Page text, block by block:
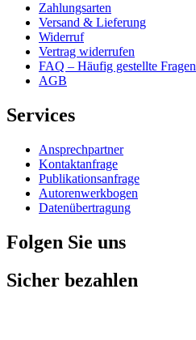
Zahlungsarten
Versand & Lieferung
Widerruf
Vertrag widerrufen
FAQ – Häufig gestellte Fragen
AGB
Services
Ansprechpartner
Kontaktanfrage
Publikationsanfrage
Autorenwerkbogen
Datenübertragung
Folgen Sie uns
Sicher bezahlen